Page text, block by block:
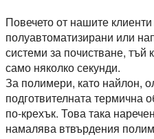
Повечето от нашите
полуавтоматизирани или
системи за почистване, тъй
само няколко секунди.
За полимери, като найлон,
подготвителната термична
по-крехък. Това така
намалява втвърдения